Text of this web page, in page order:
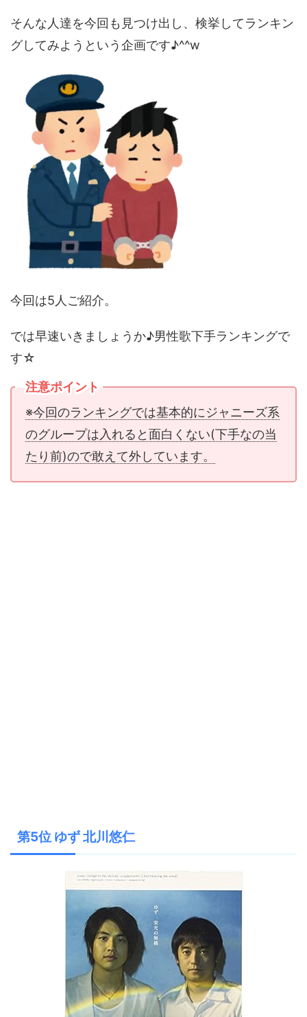
そんな人達を今回も見つけ出し、検挙してランキン
グしてみようという企画です♪^^w
今回は5人ご紹介。
では早速いきましょうか♪男性歌下手ランキングで
す☆
注意ポイント
※今回のランキングでは基本的にジャニーズ系
のグループは入れると面白くない(下手なの当
たり前)ので敢えて外しています。
第5位 ゆず 北川悠仁